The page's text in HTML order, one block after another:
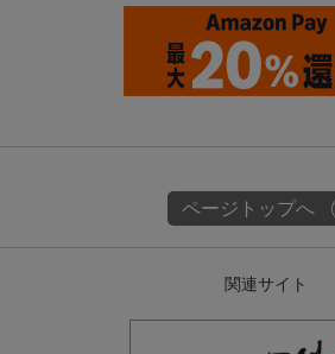
ページトップへ
関連サイト